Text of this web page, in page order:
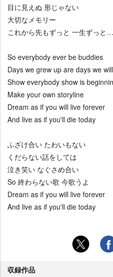
目に見えぬ 形じゃない
大切なメモリー
これから先もずっと 一生ずっと…
So everybody ever be buddies
Days we grew up are days we
Show everybody show is
Make your own storyline
Dream as if you will live forever
And live as if you'll die today
ふざけ合い たわいもない
くだらない話をしては
泣き笑い なぐさめ合い
So 終わらない歌 今歌うよ
Dream as if you will live forever
And live as if you'll die today
収録作品